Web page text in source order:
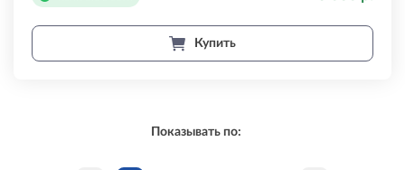
Купить
Показывать по: